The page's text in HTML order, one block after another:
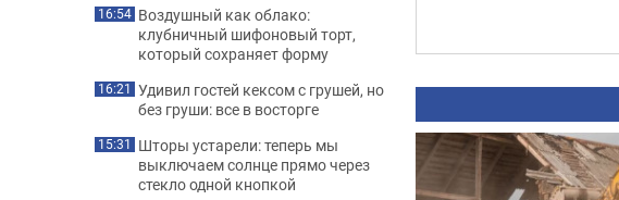
16:54 Воздушный как облако:
клубничный шифоновый торт,
который сохраняет форму
16:21 Удивил гостей кексом с грушей, но
без груши: все в восторге
15:31 Шторы устарели: теперь мы
выключаем солнце прямо через
стекло одной кнопкой